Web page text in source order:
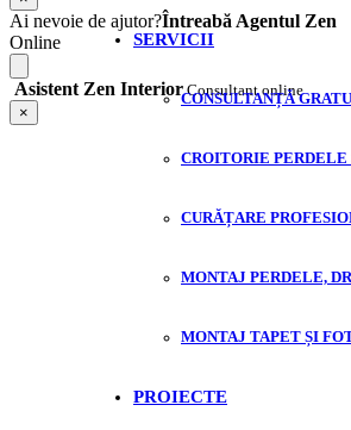
SERVICII
CONSULTANȚĂ
CROITORIE PERDELE
CURĂȚARE
MONTAJ PERDELE,
MONTAJ TAPET ȘI
PROIECTE
Ai nevoie de ajutor?Întreabă Agentul Zen
Online
Asistent Zen InteriorConsultant online
×